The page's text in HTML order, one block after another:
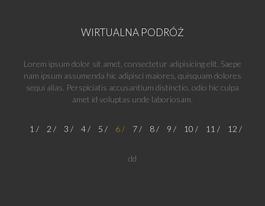
WIRTUALNA PODRÓŻ
Lorem ipsum dolor sit amet, consectetur adipisicing elit. Saepe
nam ipsum assumenda hic adipisci maiores, quisquam dolores
sequi alias. Perspiciatis accusantium distinctio, odio hic culpa
amet id voluptas unde laboriosam.
1 2 3 4 5 6 7 8 9 10 11 12
dd